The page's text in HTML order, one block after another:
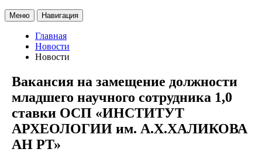
Меню Навигация
Главная
Новости
Новости
Вакансия на замещение должности
младшего научного сотрудника 1,0
ставки ОСП «ИНСТИТУТ
АРХЕОЛОГИИ им. А.Х.ХАЛИКОВА
АН РТ»